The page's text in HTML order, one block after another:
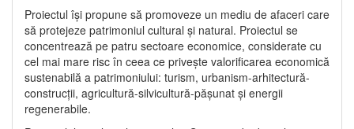
Proiectul își propune să promoveze un mediu de afaceri care
să protejeze patrimoniul cultural și natural. Proiectul se
concentrează pe patru sectoare economice, considerate cu
cel mai mare risc în ceea ce privește valorificarea economică
sustenabilă a patrimoniului: turism, urbanism-arhitectură-
construcții, agricultură-silvicultură-pășunat și energii
regenerabile.